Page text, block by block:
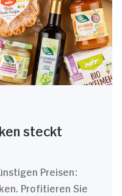
steckt
Preisen:
Profitieren Sie